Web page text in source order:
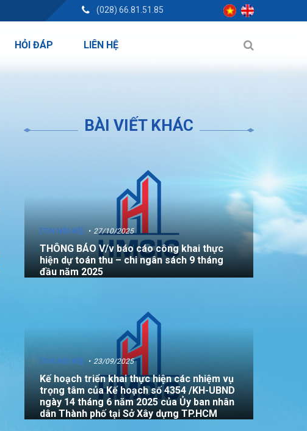
(028) 66.81.51.85
HỎI ĐÁP LIÊN HỆ
BÀI VIẾT KHÁC
[TIN NỘI BỘ] 27/10/2025
THÔNG BÁO V/v báo cáo công khai thực
hiện dự toán thu – chi ngân sách 9 tháng
đầu năm 2025
[TIN NỘI BỘ] 23/09/2025
Kế hoạch triển khai thực hiện các nhiệm vụ
trọng tâm của Kế hoạch số 4354 /KH-UBND
ngày 14 tháng 6 năm 2025 của Ủy ban nhân
dân Thành phố tại Sở Xây dựng TP.HCM